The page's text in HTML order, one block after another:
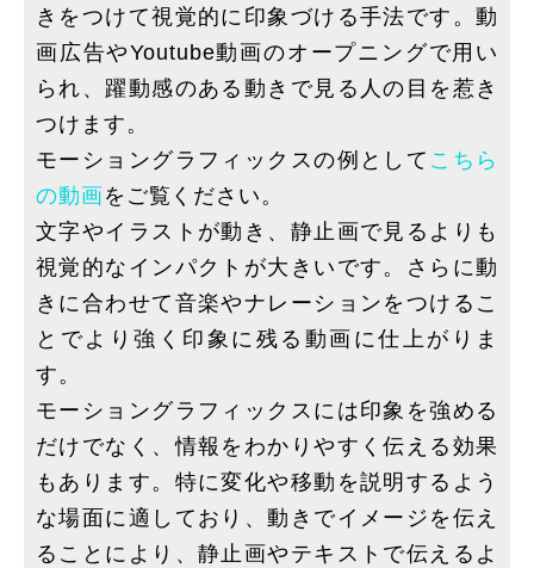
きをつけて視覚的に印象づける手法です。動
画広告やYoutube動画のオープニングで用い
られ、躍動感のある動きで見る人の目を惹き
つけます。
モーショングラフィックスの例として こちら
の動画 をご覧ください。
文字やイラストが動き、静止画で見るよりも
視覚的なインパクトが大きいです。さらに動
きに合わせて音楽やナレーションをつけるこ
とでより強く印象に残る動画に仕上がりま
す。
モーショングラフィックスには印象を強める
だけでなく、情報をわかりやすく伝える効果
もあります。特に変化や移動を説明するよう
な場面に適しており、動きでイメージを伝え
ることにより、静止画やテキストで伝えるよ